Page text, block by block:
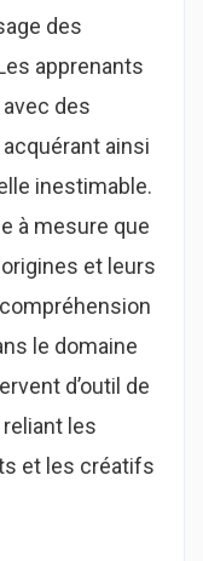
des
apprenants
des
ainsi
inestimable.
à mesure que
et leurs
le domaine
d’outil de
les
et les créatifs